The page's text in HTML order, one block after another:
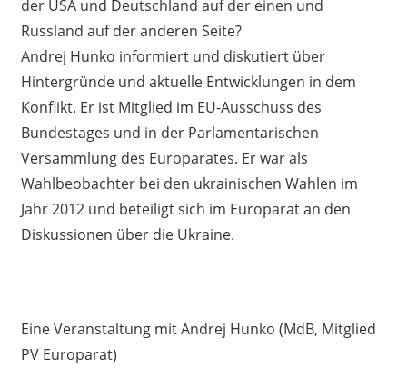
der USA und Deutschland auf der einen und
Russland auf der anderen Seite?
Andrej Hunko informiert und diskutiert über
Hintergründe und aktuelle Entwicklungen in dem
Konflikt. Er ist Mitglied im EU-Ausschuss des
Bundestages und in der Parlamentarischen
Versammlung des Europarates. Er war als
Wahlbeobachter bei den ukrainischen Wahlen im
Jahr 2012 und beteiligt sich im Europarat an den
Diskussionen über die Ukraine.
Eine Veranstaltung mit Andrej Hunko (MdB, Mitglied
PV Europarat)